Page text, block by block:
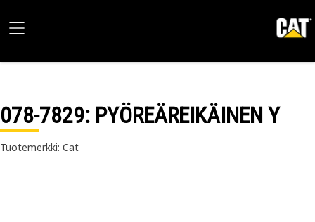
078-7829: PYÖREÄREIKÄINEN Y
Tuotemerkki: Cat